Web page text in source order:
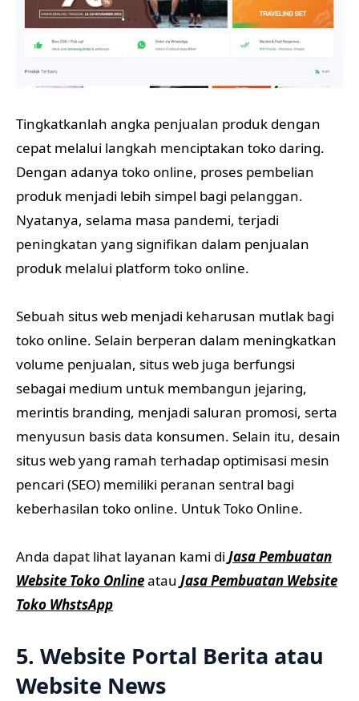
Tingkatkanlah angka penjualan produk dengan
cepat melalui langkah menciptakan toko daring.
Dengan adanya toko online, proses pembelian
produk menjadi lebih simpel bagi pelanggan.
Nyatanya, selama masa pandemi, terjadi
peningkatan yang signifikan dalam penjualan
produk melalui platform toko online.
Sebuah situs web menjadi keharusan mutlak bagi
toko online. Selain berperan dalam meningkatkan
volume penjualan, situs web juga berfungsi
sebagai medium untuk membangun jejaring,
merintis branding, menjadi saluran promosi, serta
menyusun basis data konsumen. Selain itu, desain
situs web yang ramah terhadap optimisasi mesin
pencari (SEO) memiliki peranan sentral bagi
keberhasilan toko online. Untuk Toko Online.
Anda dapat lihat layanan kami di Jasa Pembuatan
Website Toko Onlineatau Jasa Pembuatan Website
Toko WhstsApp
5. Website Portal Berita atau
Website News